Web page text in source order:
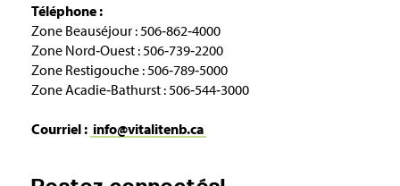
Téléphone :
Zone Beauséjour : 506‑862‑4000
Zone Nord‑Ouest : 506‑739‑2200
Zone Restigouche : 506‑789‑5000
Zone Acadie‑Bathurst : 506‑544‑3000
Courriel : info@vitalitenb.ca